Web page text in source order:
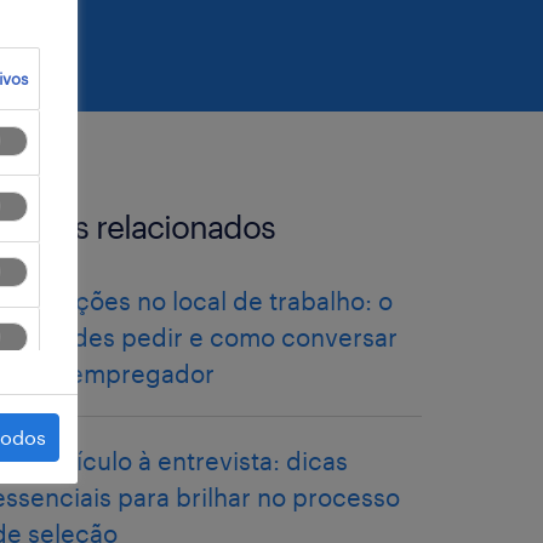
relacionados
no local de trabalho: o
podes pedir e como conversar
com o empregador
currículo à entrevista: dicas
para brilhar no processo
seleção